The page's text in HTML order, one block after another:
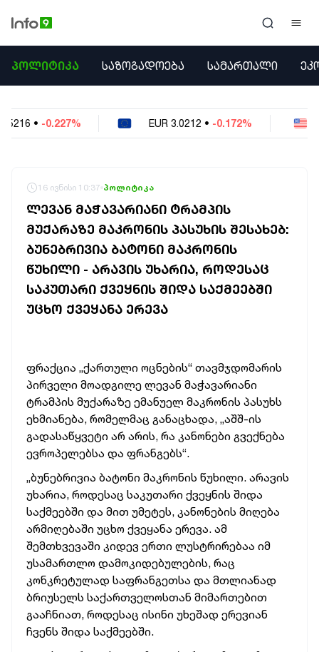
ᲞᲝᲚᲘᲢᲘᲙᲐ
ᲔᲙᲝᲜᲝᲛᲘᲙᲐ
ᲣᲪᲮᲝᲔᲗᲘ
ᲐᲛᲘᲜᲓᲘ
ᲡᲐᲛᲮᲔᲓᲠᲝ
ᲠᲔᲒᲘᲝᲜᲘ
ᲘᲜᲢᲔᲠᲕᲘᲣ
ᲑᲘᲖᲜᲔᲡᲘ
ᲞᲝᲚᲘᲢᲘᲙᲐ ᲡᲐᲖᲝᲒᲐᲓᲝᲔᲑᲐ ᲡᲐᲛᲐᲠᲗᲐᲚᲘ
EUR 3.0212 -0.172% USD 2.621 -0.05%
16 ივნისი 10:37 პოლიტიკა
ᲚᲔᲕᲐᲜ ᲛᲐᲭᲐᲕᲐᲠᲘᲐᲜᲘ ᲢᲠᲐᲛᲞᲘᲡ
ᲛᲣᲥᲐᲠᲐᲖᲔ ᲛᲐᲙᲠᲝᲜᲘᲡ ᲞᲐᲡᲣᲮᲘᲡ ᲨᲔᲡᲐᲮᲔᲑ:
ᲑᲣᲜᲔᲑᲠᲘᲕᲘᲐ ᲑᲐᲢᲝᲜᲘ ᲛᲐᲙᲠᲝᲜᲘᲡ
ᲬᲣᲮᲘᲚᲘ - ᲐᲠᲐᲕᲘᲡ ᲣᲮᲐᲠᲘᲐ, ᲠᲝᲓᲔᲡᲐᲪ
ᲡᲐᲙᲣᲗᲐᲠᲘ ᲥᲕᲔᲧᲜᲘᲡ ᲨᲘᲓᲐ ᲡᲐᲥᲛᲔᲔᲑᲨᲘ
ᲣᲪᲮᲝ ᲥᲕᲔᲧᲐᲜᲐ ᲔᲠᲔᲕᲐ
ფრაქცია „ქართული ოცნების“ თავმჯდომარის
პირველი მოადგილე ლევან მაჭავარიანი
ტრამპის მუქარაზე ემანუელ მაკრონის პასუხს
ეხმიანება, რომელმაც განაცხადა, „აშშ-ის
გადასაწყვეტი არ არის, რა კანონები გვექნება
ევროპელებსა და ფრანგებს“.
„ბუნებრივია ბატონი მაკრონის წუხილი. არავის
უხარია, როდესაც საკუთარი ქვეყნის შიდა
საქმეებში და მით უმეტეს, კანონების მიღება
არმიღებაში უცხო ქვეყანა ერევა. ამ
შემთხვევაში კიდევ ერთი ლუსტრირებაა იმ
უსამართლო დამოკიდებულების, რაც
კონკრეტულად საფრანგეთსა და მთლიანად
ბრიუსელს საქართველოსთან მიმართებით
გააჩნიათ, როდესაც ისინი უხეშად ერევიან
ჩვენს შიდა საქმეებში.